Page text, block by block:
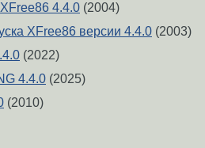
4.4.0 (2004)
XFree86 версии 4.4.0 (2003)
(2022)
4.4.0 (2025)
(2010)